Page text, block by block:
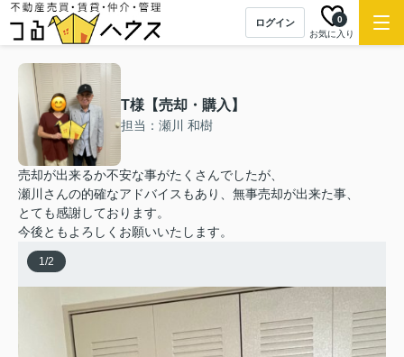
ログイン
お気に入り
0
T様【売却・購入】
担当：瀬川 和樹
売却が出来るか不安な事がたくさんでしたが、
瀬川さんの的確なアドバイスもあり、無事売却が出来た事、
とても感謝しております。
今後ともよろしくお願いいたします。
1/2